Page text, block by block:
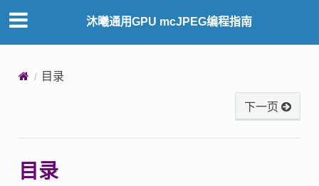
沐曦通用GPU mcJPEG编程指南
目录
下一页
目录